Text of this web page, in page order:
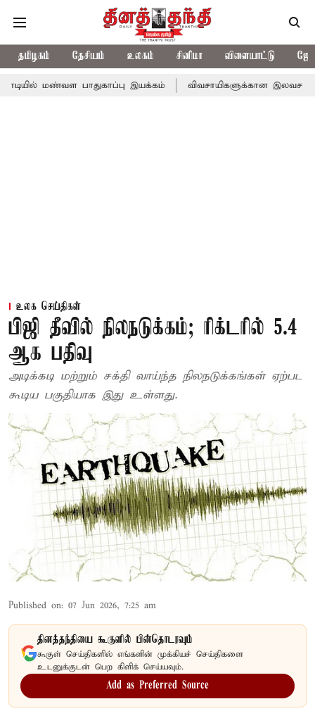
தமிழகம் தேசியம் உலகம் சினிமா விளையாட்டு
பாதுகாப்பு இயக்கம் விவசாயிகளுக்கான இலவச
உலக செய்திகள்
பிஜி தீவில் நிலநடுக்கம்; ரிக்டரில் 5.4
ஆக பதிவு
அடிக்கடி மற்றும் சக்தி வாய்ந்த நிலநடுக்கங்கள் ஏற்பட
கூடிய பகுதியாக இது உள்ளது.
Published on: 07 Jun 2026, 7:25 am
தினத்தந்தியை கூகுளில் பின்தொடரவும்
கூகுள் செய்திகளில் எங்களின் முக்கியச் செய்திகளை
உடனுக்குடன் பெற கிளிக் செய்யவும்.
Add as Preferred Source